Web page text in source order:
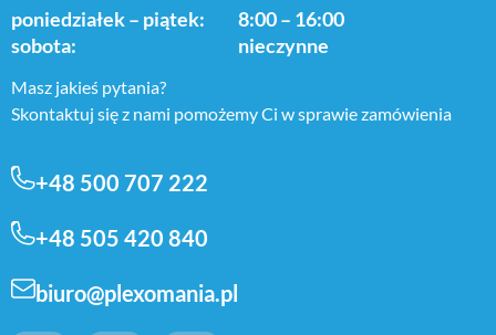
poniedziałek – piątek:
sobota:
8:00 – 16:00
nieczynne
Masz jakieś pytania?
Skontaktuj się z nami pomożemy Ci w sprawie zamówienia
+48 500 707 222
+48 505 420 840
biuro@plexomania.pl